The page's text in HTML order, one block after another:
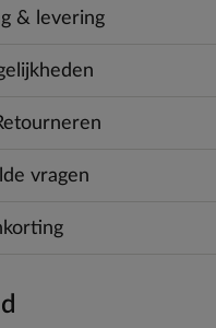
& levering
vragen